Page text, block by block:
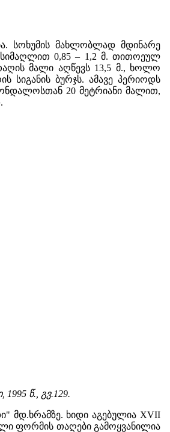
სოხუმის მახლობლად მდინარე
0,85 – 1,2 მ. თითოეულ
მალი აღწევს 13,5 მ., ხოლო
სიგანის ბურჯს. ამავე პერიოდს
20 მეტრიანი მალით,
წ., გვ.129.
მდ.ხრამზე. ხიდი აგებულია XVII
ფორმის თაღები გამოყვანილია